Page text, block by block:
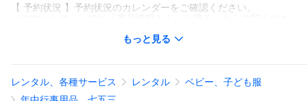
【 予約状況 】予約状況のカレンダーをご確認ください。
帯はカートには入れず「ストアへの要望」欄に帯の商品番号をお
書き添えください。
もっと見る
レンタル、各種サービス レンタル
ベビー、子ども服